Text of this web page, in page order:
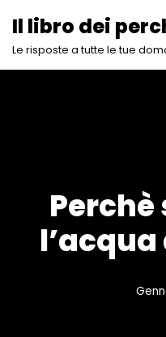
Vai
Il libro dei
Le risposte a tutte le tue
Perchè